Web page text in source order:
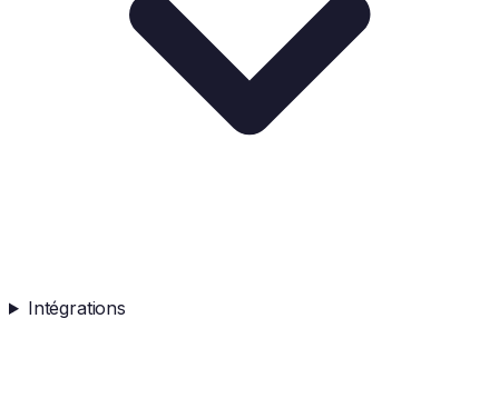
Intégrations